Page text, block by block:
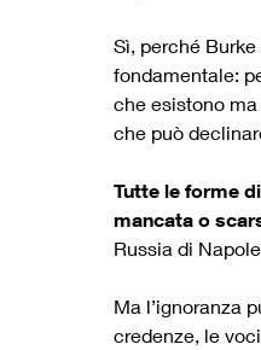
Sì, perché
fondamentale:
che esistono
che può
Tutte le forme
mancata o
Russia di
Ma l’ignoranza
credenze, le